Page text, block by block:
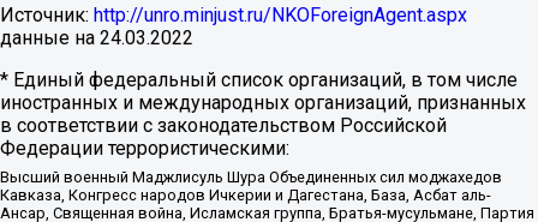
Источник: http://unro.minjust.ru/NKOForeignAgent.aspx
данные на 24.03.2022
* Единый федеральный список организаций, в том числе
иностранных и международных организаций, признанных
в соответствии с законодательством Российской
Федерации террористическими:
Высший военный Маджлисуль Шура Объединенных сил моджахедов
Кавказа, Конгресс народов Ичкерии и Дагестана, База, Асбат аль-
Ансар, Священная война, Исламская группа, Братья-мусульмане, Партия